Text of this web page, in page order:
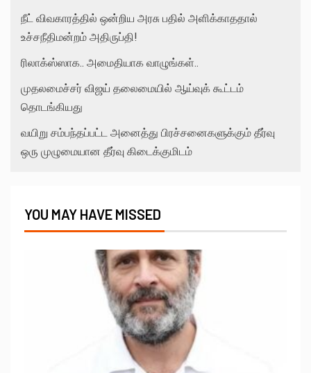
நீட் விவகாரத்தில் ஒன்றிய அரசு பதில் அளிக்காததால்
உச்சநீதிமன்றம் அதிருப்தி!
ரிலாக்ஸ்ஸாக.. அமைதியாக வாழுங்கள்..
முதலமைச்சர் விஜய் தலைமையில் ஆய்வுக் கூட்டம்
தொடங்கியது
வயிறு சம்பந்தப்பட்ட அனைத்து பிரச்சனைகளுக்கும் தீர்வு
ஒரு முழுமையான தீர்வு கிடைக்குமிடம்
YOU MAY HAVE MISSED